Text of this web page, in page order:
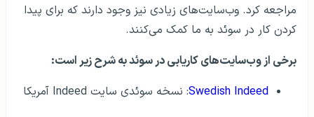
مراجعه کرد. وب‌سایت‌های زیادی نیز وجود دارند که برای پیدا
کردن کار در سوئد به ما کمک می‌کنند.
برخی از وب‌سایت‌های کاریابی در سوئد به شرح زیر است:
Swedish Indeed: نسخه سوئدی سایت Indeed آمریکا